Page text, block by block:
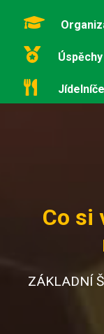
Co si
ZÁKLADNÍ